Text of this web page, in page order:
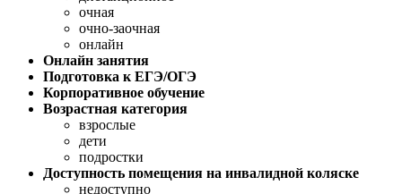
очная
очно-заочная
онлайн
Онлайн занятия
Подготовка к ЕГЭ/ОГЭ
Корпоративное обучение
Возрастная категория
взрослые
дети
подростки
Доступность помещения на инвалидной коляске
недоступно